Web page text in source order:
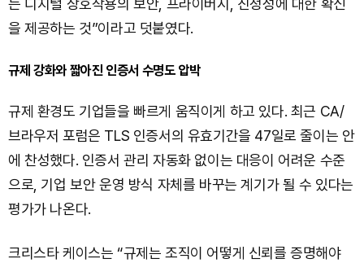
는 디지털 상호작용의 보안, 프라이버시, 진정성에 대한 확신
을 제공하는 것”이라고 덧붙였다.
규제 강화와 짧아진 인증서 수명도 압박
규제 환경도 기업들을 빠르게 움직이게 하고 있다. 최근 CA/
브라우저 포럼은 TLS 인증서의 유효기간을 47일로 줄이는 안
에 찬성했다. 인증서 관리 자동화 없이는 대응이 어려운 수준
으로, 기업 보안 운영 방식 자체를 바꾸는 계기가 될 수 있다는
평가가 나온다.
크리스타 케이스는 “규제는 조직이 어떻게 신뢰를 증명해야